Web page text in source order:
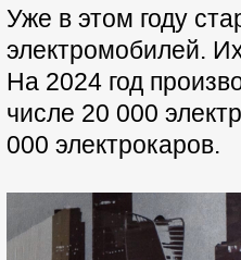
Уже в этом году
электромобилей.
На 2024 год
числе 20 000
000 электрокаров.